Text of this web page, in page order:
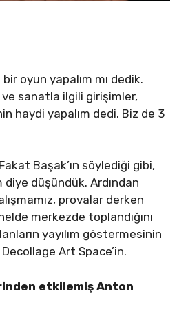
oyun yapalım mı dedik.
ve sanatla ilgili girişimler,
haydi yapalım dedi. Biz de 3
Başak’ın söylediği gibi,
düşündük. Ardından
provalar derken
merkezde toplandığını
yayılım göstermesinin
Art Space’in.
etkilemiş Anton